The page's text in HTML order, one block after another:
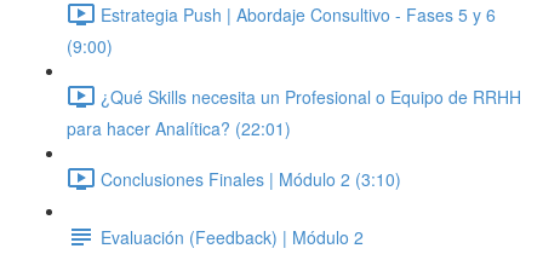
Estrategia Push | Abordaje Consultivo - Fases 5 y 6
(9:00)
¿Qué Skills necesita un Profesional o Equipo de RRHH
para hacer Analítica? (22:01)
Conclusiones Finales | Módulo 2 (3:10)
Evaluación (Feedback) | Módulo 2